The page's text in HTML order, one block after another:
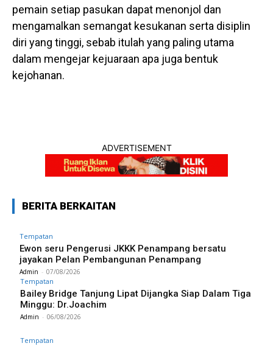
pemain setiap pasukan dapat menonjol dan
mengamalkan semangat kesukanan serta disiplin
diri yang tinggi, sebab itulah yang paling utama
dalam mengejar kejuaraan apa juga bentuk
kejohanan.
ADVERTISEMENT
BERITA BERKAITAN
Tempatan
Ewon seru Pengerusi JKKK Penampang bersatu
jayakan Pelan Pembangunan Penampang
Admin - 07/08/2026
Tempatan
Bailey Bridge Tanjung Lipat Dijangka Siap Dalam Tiga
Minggu: Dr.Joachim
Admin - 06/08/2026
Tempatan